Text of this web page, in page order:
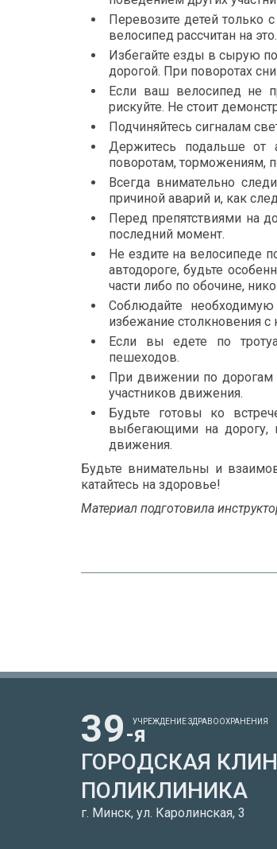
Перевозите детей только
велосипед рассчитан на это.
Избегайте езды в сырую
дорогой. При поворотах
Если ваш велосипед не
рискуйте. Не стоит
Подчиняйтесь сигналам
Держитесь подальше от
поворотам, торможениям,
Всегда внимательно
причиной аварий и, как
Перед препятствиями на
последний момент.
Не ездите на велосипеде
автодороге, будьте
части либо по обочине,
Соблюдайте
избежание столкновения с
Если вы едете по
пешеходов.
При движении по дорогам
участников движения.
Будьте готовы ко
выбегающими на дорогу,
движения.
Будьте внимательны и
катайтесь на здоровье!
Материал подготовила
39-я
УЧРЕЖДЕНИЕ ЗДРАВООХРАНЕНИЯ
ГОРОДСКАЯ
ПОЛИКЛИНИКА
г. Минск, ул. Каролинская, 3